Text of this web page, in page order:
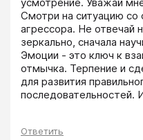
Смотри на ситуацию
агрессора. Не отвечай
зеркально, сначала
Эмоции - это ключ к
отмычка. Терпение и
для развития
последовательностей.
Ответить